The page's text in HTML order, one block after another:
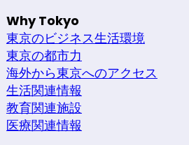
Why Tokyo
東京のビジネス生活環境
東京の都市力
海外から東京へのアクセス
生活関連情報
教育関連施設
医療関連情報